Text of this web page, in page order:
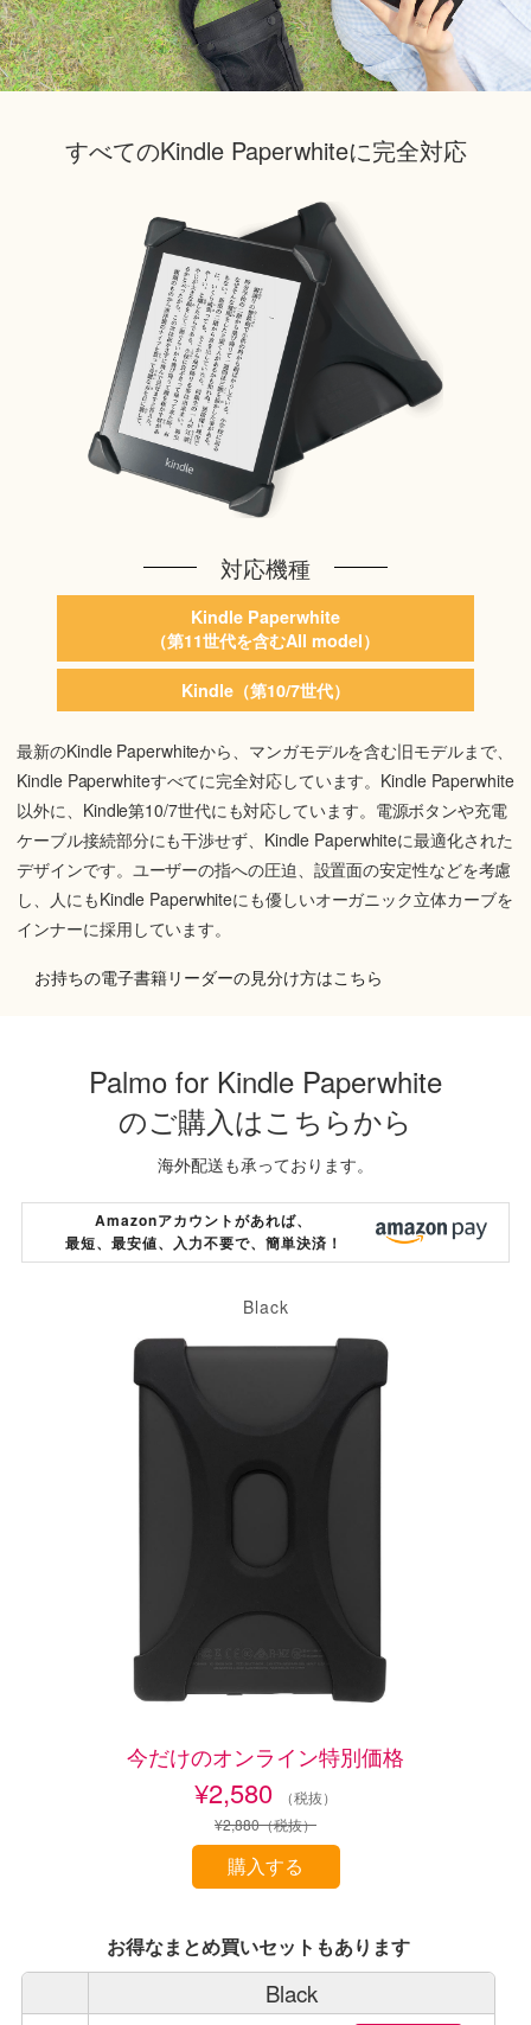
すべてのKindle Paperwhiteに完全対応
対応機種
Kindle Paperwhite
（第11世代を含むAll model）
Kindle（第10/7世代）
最新のKindle Paperwhiteから、マンガモデルを含む旧モデルまで、
Kindle Paperwhiteすべてに完全対応しています。Kindle Paperwhite
以外に、Kindle第10/7世代にも対応しています。電源ボタンや充電
ケーブル接続部分にも干渉せず、Kindle Paperwhiteに最適化された
デザインです。ユーザーの指への圧迫、設置面の安定性などを考慮
し、人にもKindle Paperwhiteにも優しいオーガニック立体カーブを
インナーに採用しています。
お持ちの電子書籍リーダーの見分け方はこちら
Palmo for Kindle Paperwhite
のご購入はこちらから
海外配送も承っております。
Amazonアカウントがあれば、
最短、最安値、入力不要で、簡単決済！
Black
今だけのオンライン特別価格
¥2,580
（税抜）
¥2,880（税抜）
お得なまとめ買いセットもあります
Black